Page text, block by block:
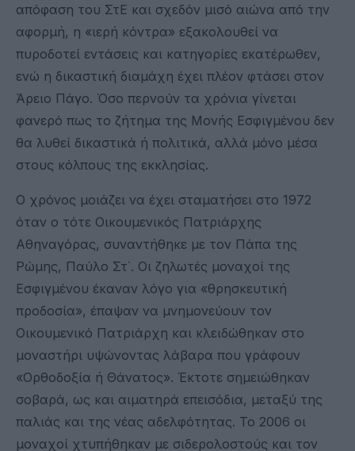
απόφαση του ΣτΕ και σχεδόν μισό αιώνα από την
αφορμή, η «ιερή κόντρα» εξακολουθεί να
πυροδοτεί εντάσεις και κατηγορίες εκατέρωθεν,
ενώ η δικαστική διαμάχη έχει πλέον φτάσει στον
Άρειο Πάγο. Όσο περνούν τα χρόνια γίνεται
φανερό πως το ζήτημα της Μονής Εσφιγμένου δεν
θα λυθεί δικαστικά ή πολιτικά, αλλά μόνο μέσα
στους κόλπους της εκκλησίας.
Ο χρόνος μοιάζει να έχει σταματήσει στο 1972
όταν ο τότε Οικουμενικός Πατριάρχης
Αθηναγόρας, συναντήθηκε με τον Πάπα της
Ρώμης, Παύλο Στ΄. Οι ζηλωτές μοναχοί της
Εσφιγμένου έκαναν λόγο για «θρησκευτική
προδοσία», έπαψαν να μνημονεύουν τον
Οικουμενικό Πατριάρχη και κλειδώθηκαν στο
μοναστήρι υψώνοντας λάβαρα που γράφουν
«Ορθοδοξία ή Θάνατος». Έκτοτε σημειώθηκαν
σοβαρά, ως και αιματηρά επεισόδια, μεταξύ της
παλιάς και της νέας αδελφότητας. Το 2006 οι
μοναχοί χτυπήθηκαν με σιδερολοστούς και τον